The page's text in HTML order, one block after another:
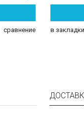
сравнение в закладки